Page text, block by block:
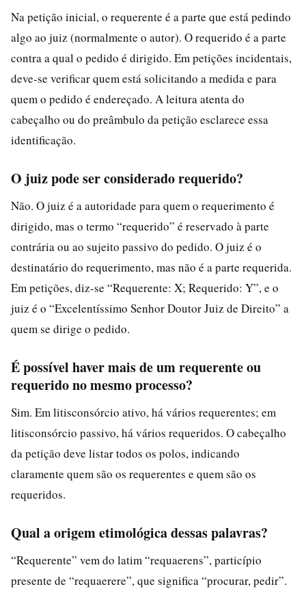
Na petição inicial, o requerente é a parte que está pedindo
algo ao juiz (normalmente o autor). O requerido é a parte
contra a qual o pedido é dirigido. Em petições incidentais,
deve-se verificar quem está solicitando a medida e para
quem o pedido é endereçado. A leitura atenta do
cabeçalho ou do preâmbulo da petição esclarece essa
identificação.
O juiz pode ser considerado requerido?
Não. O juiz é a autoridade para quem o requerimento é
dirigido, mas o termo “requerido” é reservado à parte
contrária ou ao sujeito passivo do pedido. O juiz é o
destinatário do requerimento, mas não é a parte requerida.
Em petições, diz-se “Requerente: X; Requerido: Y”, e o
juiz é o “Excelentíssimo Senhor Doutor Juiz de Direito” a
quem se dirige o pedido.
É possível haver mais de um requerente ou
requerido no mesmo processo?
Sim. Em litisconsórcio ativo, há vários requerentes; em
litisconsórcio passivo, há vários requeridos. O cabeçalho
da petição deve listar todos os polos, indicando
claramente quem são os requerentes e quem são os
requeridos.
Qual a origem etimológica dessas palavras?
“Requerente” vem do latim “requaerens”, particípio
presente de “requaerere”, que significa “procurar, pedir”.